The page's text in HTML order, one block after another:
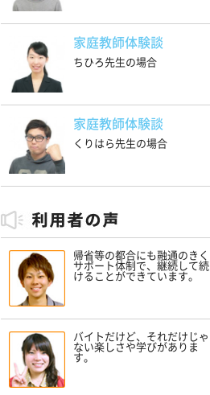
家庭教師体験談
ちひろ先生の場合
家庭教師体験談
くりはら先生の場合
帰省等の都合にも融通のきく
サポート体制で、継続して続
けることができています。
バイトだけど、それだけじゃ
ない楽しさや学びがありま
す。